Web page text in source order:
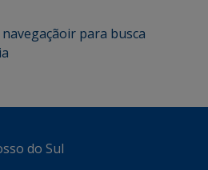
ir para busca
do Sul